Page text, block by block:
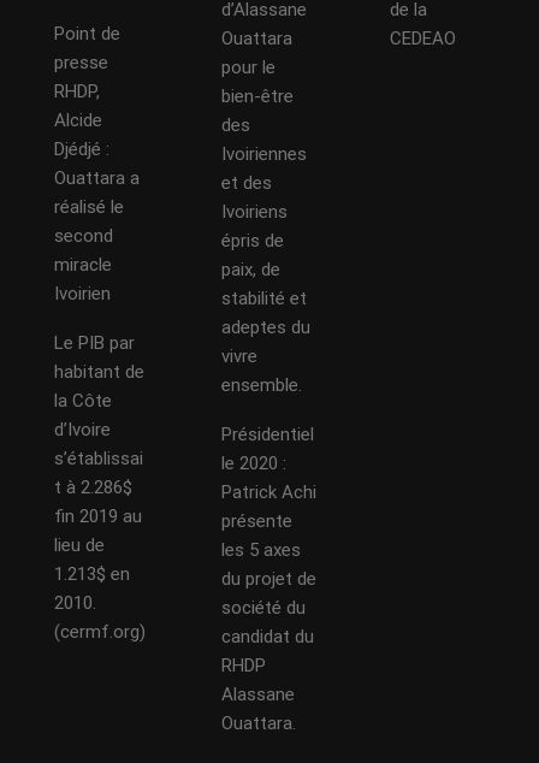
Point de
presse
RHDP,
Alcide
Djédjé :
Ouattara a
réalisé le
second
miracle
Ivoirien
Le PIB par
habitant de
la Côte
d’Ivoire
s’établissai
t à 2.286$
fin 2019 au
lieu de
1.213$ en
2010.
(cermf.org)
d’Alassane
Ouattara
pour le
bien-être
des
Ivoiriennes
et des
Ivoiriens
épris de
paix, de
stabilité et
adeptes du
vivre
ensemble.
Présidentiel
le 2020 :
Patrick Achi
présente
les 5 axes
du projet de
société du
candidat du
RHDP
Alassane
Ouattara.
de la
CEDEAO